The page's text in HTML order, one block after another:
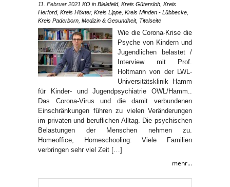
11. Februar 2021 KO in Bielefeld, Kreis Gütersloh Kreis
Herford, Kreis Höxter, Kreis Lippe Kreis Minden - Lübbecke
Kreis Paderborn Medizin & Gesundheit, Titelseite
Wie die Corona-Krise die
Psyche von Kindern und
Jugendlichen belastet /
Interview mit Prof.
Holtmann von der LWL-
Universitätsklinik Hamm
für Kinder- und Jugendpsychiatrie OWL/Hamm..
Das Corona-Virus und die damit verbundenen
Einschränkungen führen zu vielen Veränderungen
im privaten und beruflichen Alltag. Die psychischen
Belastungen der Menschen nehmen zu.
Homeoffice, Homeschooling: Viele Familien
verbringen sehr viel Zeit […]
mehr...